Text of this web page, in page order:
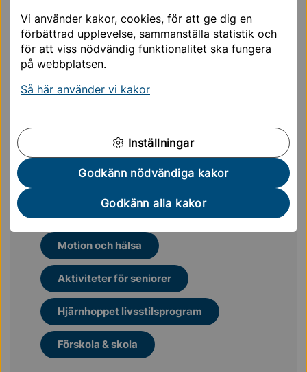
Vi använder kakor, cookies, för att ge dig en
förbättrad upplevelse, sammanställa statistik och
för att viss nödvändig funktionalitet ska fungera
på webbplatsen.
Så här använder vi kakor
Inställningar
Godkänn nödvändiga kakor
Godkänn alla kakor
Kontakt
Har du frågor kring hälsoprojektet är du välkommen
att kontakta Helena Levin
E-post: helena.levin@sollentuna.se eller telefon: 08-
Mer läsning för dig
Verksamhet för seniorer 65+
Motion och hälsa
Aktiviteter för seniorer
Hjärnhoppet livsstilsprogram
Förskola & skola